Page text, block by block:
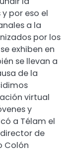
por eso el
a la
por los
exhiben en
se llevan a
de la
virtual
y
a Télam el
de
Colón